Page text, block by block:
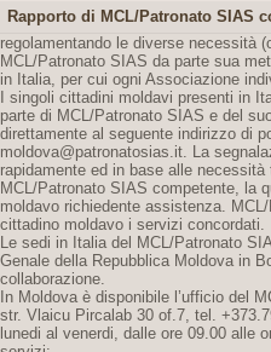
Rapporto di MCL/Patronato SIAS
regolamentando le diverse necessità
MCL/Patronato SIAS da parte sua
in Italia, per cui ogni Associazione
I singoli cittadini moldavi presenti in
parte di MCL/Patronato SIAS e del
direttamente al seguente indirizzo di
moldova@patronatosias.it. La
rapidamente ed in base alle
MCL/Patronato SIAS competente, la
moldavo richiedente assistenza.
cittadino moldavo i servizi concordati.
Le sedi in Italia del MCL/Patronato
Genale della Repubblica Moldova in
collaborazione.
In Moldova è disponibile l’ufficio del
str. Vlaicu Pircalab 30 of.7, tel.
lunedi al venerdi, dalle ore 09.00 alle